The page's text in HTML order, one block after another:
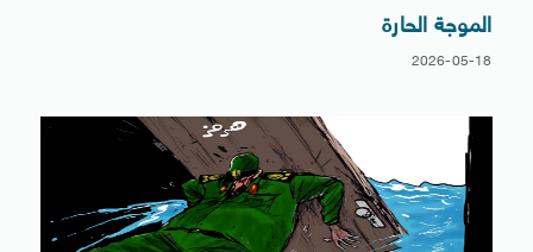
الموجة الحارة
2026-05-18